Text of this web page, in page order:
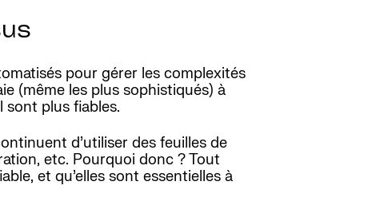
pour gérer les complexités
(même les plus sophistiqués) à
sont plus fiables.
d’utiliser des feuilles de
etc. Pourquoi donc ? Tout
et qu’elles sont essentielles à